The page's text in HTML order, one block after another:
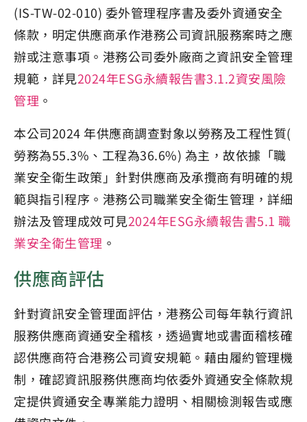
(IS-TW-02-010) 委外管理程序書及委外資通安全
條款，明定供應商承作港務公司資訊服務案時之應
辦或注意事項。港務公司委外廠商之資訊安全管理
規範，詳見2024年ESG永續報告書3.1.2資安風險
管理 。
本公司2024 年供應商調查對象以勞務及工程性質(
勞務為55.3%、工程為36.6%) 為主，故依據「職
業安全衛生政策」針對供應商及承攬商有明確的規
範與指引程序。港務公司職業安全衛生管理，詳細
辦法及管理成效可見2024年ESG永續報告書5.1 職
業安全衛生管理 。
供應商評估
針對資訊安全管理面評估，港務公司每年執行資訊
服務供應商資通安全稽核，透過實地或書面稽核確
認供應商符合港務公司資安規範。藉由履約管理機
制，確認資訊服務供應商均依委外資通安全條款規
定提供資通安全專業能力證明、相關檢測報告或應